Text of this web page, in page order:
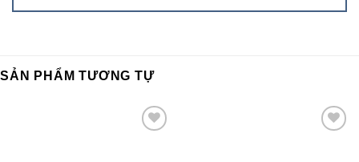
SẢN PHẨM TƯƠNG TỰ